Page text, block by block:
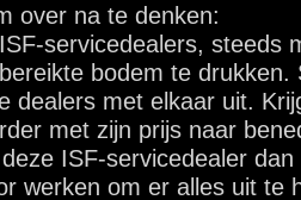
over na te denken:
servicedealers, steeds
bodem te drukken.
dealers met elkaar uit.
met zijn prijs naar
ISF-servicedealer
werken om er alles uit te